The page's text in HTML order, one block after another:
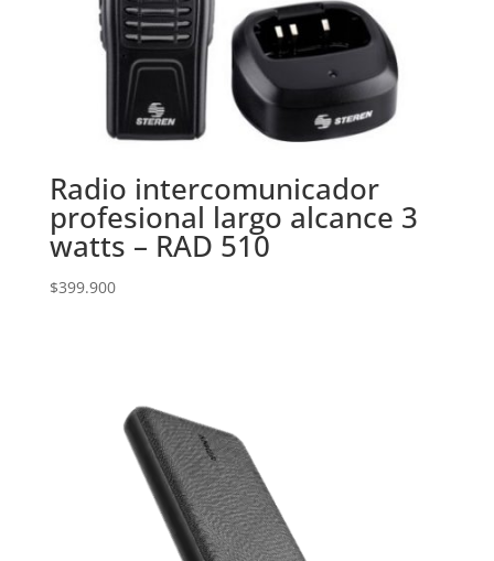
Radio intercomunicador
profesional largo alcance 3
watts – RAD 510
$399.900